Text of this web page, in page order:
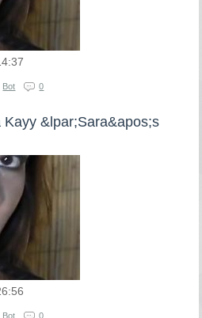
Bot 0
&lpar;Sara&apos;s
Bot 0